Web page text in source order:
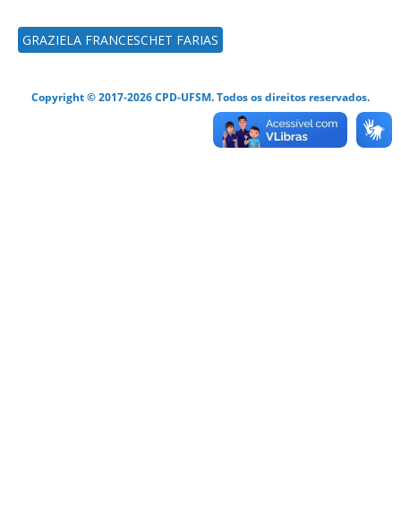
GRAZIELA FRANCESCHET FARIAS
Copyright © 2017-2026 CPD-UFSM. Todos os direitos reservados.